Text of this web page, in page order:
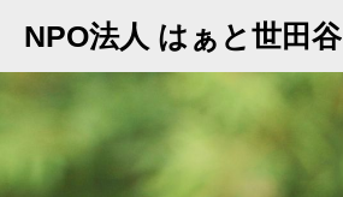
NPO法人 はぁと世田谷